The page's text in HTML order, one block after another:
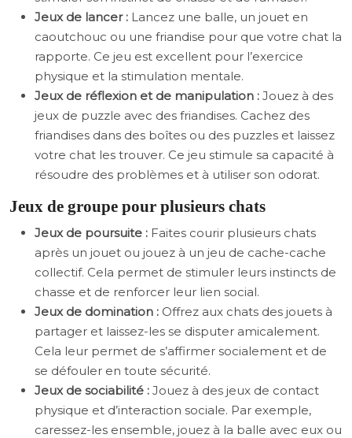
Jeux de lancer : Lancez une balle, un jouet en
caoutchouc ou une friandise pour que votre chat la
rapporte. Ce jeu est excellent pour l’exercice
physique et la stimulation mentale.
Jeux de réflexion et de manipulation : Jouez à des
jeux de puzzle avec des friandises. Cachez des
friandises dans des boîtes ou des puzzles et laissez
votre chat les trouver. Ce jeu stimule sa capacité à
résoudre des problèmes et à utiliser son odorat.
Jeux de groupe pour plusieurs chats
Jeux de poursuite : Faites courir plusieurs chats
après un jouet ou jouez à un jeu de cache-cache
collectif. Cela permet de stimuler leurs instincts de
chasse et de renforcer leur lien social.
Jeux de domination : Offrez aux chats des jouets à
partager et laissez-les se disputer amicalement.
Cela leur permet de s’affirmer socialement et de
se défouler en toute sécurité.
Jeux de sociabilité : Jouez à des jeux de contact
physique et d’interaction sociale. Par exemple,
caressez-les ensemble, jouez à la balle avec eux ou